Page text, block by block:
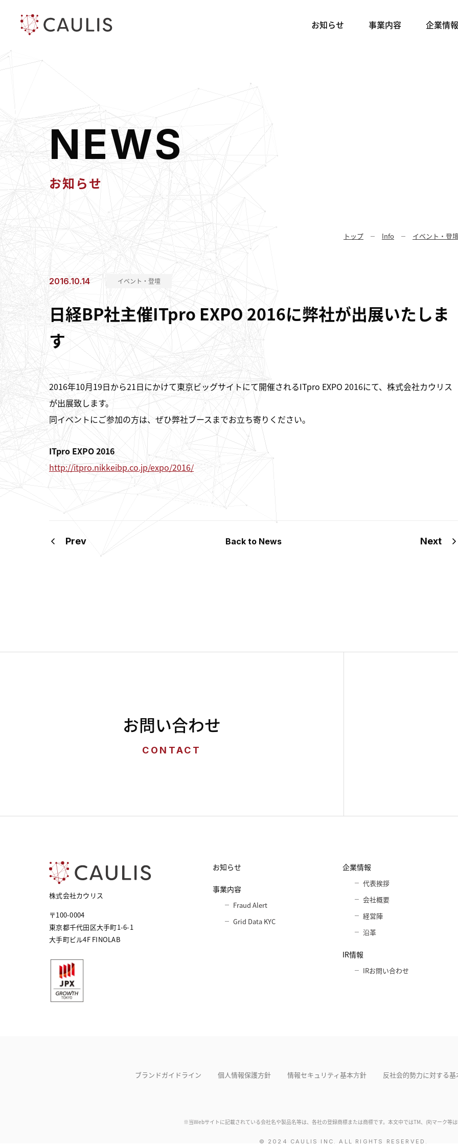
お知らせ 事業内容 企業情報
NEWS
お知らせ
トップ Info イベント・登
2016.10.14 イベント・登壇
日経BP社主催ITpro EXPO 2016に弊社が出展いたしま
す
2016年10月19日から21日にかけて東京ビッグサイトにて開催されるITpro EXPO 2016にて、株式会社カウリス
が出展致します。
同イベントにご参加の方は、ぜひ弊社ブースまでお立ち寄りください。
ITpro EXPO 2016
http://itpro.nikkeibp.co.jp/expo/2016/
Prev Back to News Next
お問い合わせ
CONTACT
株式会社カウリス
〒100-0004
東京都千代田区大手町1-6-1
大手町ビル4F FINOLAB
お知らせ
事業内容
Fraud Alert
Grid Data KYC
企業情報
代表挨拶
会社概要
経営陣
沿革
IR情報
IRお問い合わせ
ブランドガイドライン 個人情報保護方針 情報セキュリティ基本⽅針 反社会的勢力に対する基
※当Webサイトに記載されている会社名や製品名等は、各社の登録商標または商標です。本文中ではTM、(R)マーク等は
© 2024 CAULIS INC. ALL RIGHTS RESERVED.